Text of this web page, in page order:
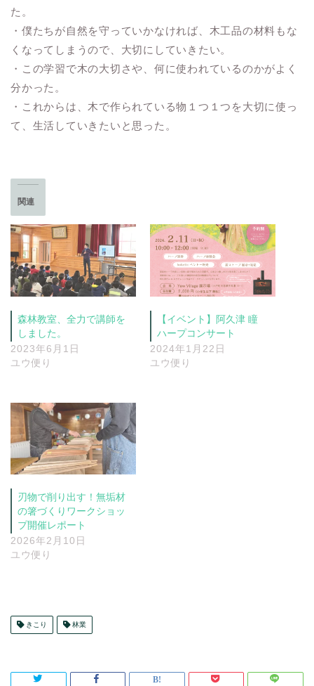
た。
・僕たちが自然を守っていかなければ、木工品の材料もな
くなってしまうので、大切にしていきたい。
・この学習で木の大切さや、何に使われているのかがよく
分かった。
・これからは、木で作られている物１つ１つを大切に使っ
て、生活していきたいと思った。
関連
森林教室、全力で講師を
しました。
2023年6月1日
ユウ便り
【イベント】阿久津 瞳
ハープコンサート
2024年1月22日
ユウ便り
刃物で削り出す！無垢材
の箸づくりワークショッ
プ開催レポート
2026年2月10日
ユウ便り
きこり 林業